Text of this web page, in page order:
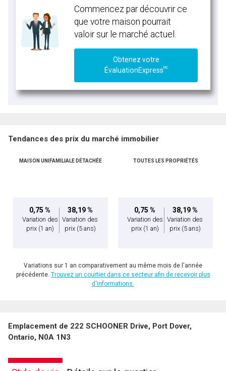
Commencez par découvrir ce
que votre maison pourrait
valoir sur le marché actuel.
Obtenez votre
ÉvaluationExpressMC
Tendances des prix du marché immobilier
MAISON UNIFAMILIALE DÉTACHÉE
0,75 %
Variation des
prix (1 an)
38,19 %
Variation des
prix (5 ans)
TOUTES LES PROPRIÉTÉS
0,75 %
Variation des
prix (1 an)
38,19 %
Variation des
prix (5 ans)
Variations sur 1 an comparativement au même mois de l'année
précédente. Trouvez un courtier dans ce secteur afin de recevoir plus
d'informations.
Emplacement de 222 SCHOONER Drive, Port Dover,
Ontario, N0A 1N3